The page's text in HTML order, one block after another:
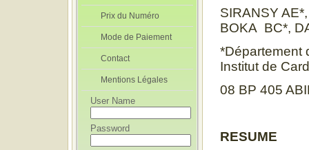
publication
adjoint
Prix du Numéro
Mode de Paiement
Contact
Mentions Légales
User Name
Password
SIRANSY
BOKA BC*,
*Département
Institut de
08 BP 405
RESUME